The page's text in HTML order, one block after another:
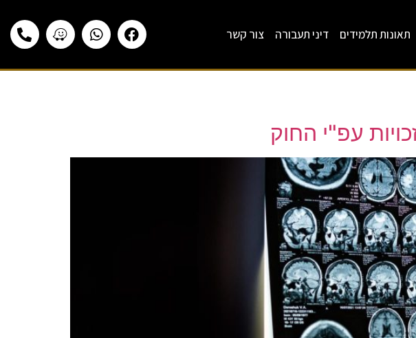
תאונות תלמידים דיני תעבורה צור קשר
עפ"י החוק